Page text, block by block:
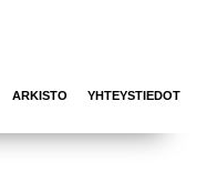
ARKISTO YHTEYSTIEDOT